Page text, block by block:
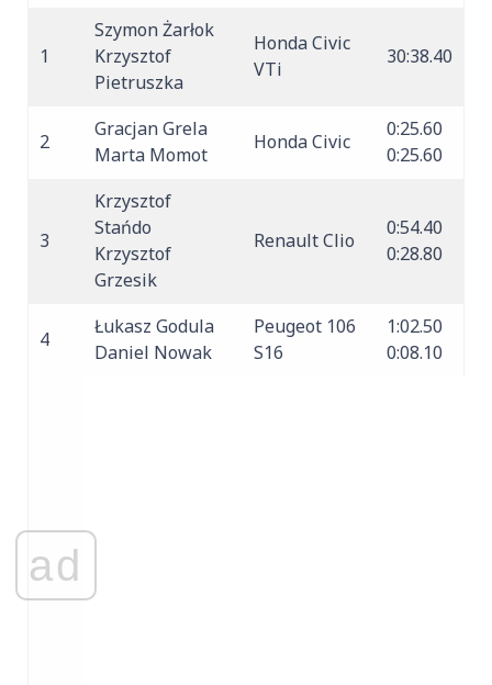
1
Szymon Żarłok
Krzysztof
Pietruszka
Honda Civic
VTi
30:38.40
2
Gracjan Grela
Marta Momot
Honda Civic
0:25.60
0:25.60
3
Krzysztof
Stańdo
Krzysztof
Grzesik
Renault Clio
0:54.40
0:28.80
4
Łukasz Godula
Daniel Nowak
Peugeot 106
S16
1:02.50
0:08.10
ad